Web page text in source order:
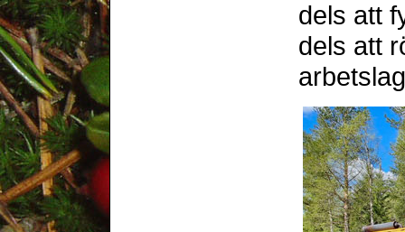
dels att
dels att